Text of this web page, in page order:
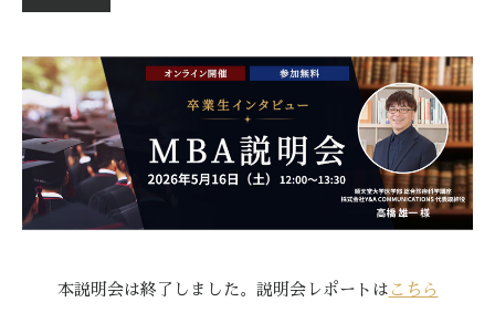
本説明会は終了しました。説明会レポートは こちら